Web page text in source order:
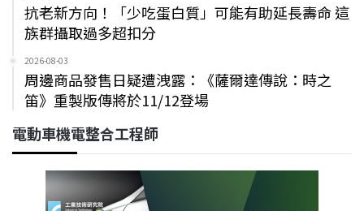
抗老新方向！「少吃蛋白質」可能有助延長壽命 這
族群攝取過多超扣分
2026-08-03
周邊商品發售日疑遭洩露：《薩爾達傳說：時之
笛》重製版傳將於11/12登場
電動車機電整合工程師